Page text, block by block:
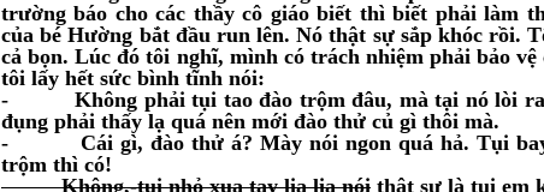
trường báo cho các thầy cô giáo biết thì biết phải làm
của bé Hường bắt đầu run lên. Nó thật sự sắp khóc rồi.
cả bọn. Lúc đó tôi nghĩ, mình có trách nhiệm phải bảo
tôi lấy hết sức bình tĩnh nói:
- Không phải tụi tao đào trộm đâu, mà tại nó lòi ra
đụng phải thấy lạ quá nên mới đào thử củ gì thôi mà.
- Cái gì, đào thử á? Mày nói ngon quá hả. Tụi bay
trộm thì có!
Không,-tụi nhỏ xua tay lia lịa nói thật sự là tụi em